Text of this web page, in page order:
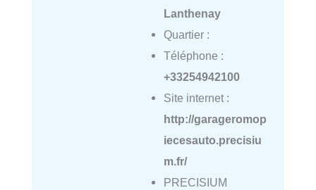
Lanthenay
Quartier :
Téléphone :
+33254942100
Site internet :
http://garageromop
iecesauto.precisiu
m.fr/
PRECISIUM